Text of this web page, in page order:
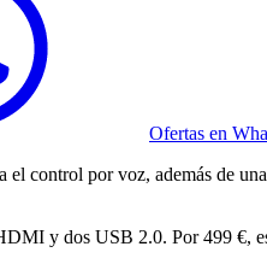
Ofertas en
el control por voz, además de
y dos USB 2.0. Por 499 €,